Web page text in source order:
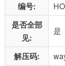
编号:
是否全部
见:
是
解压码: